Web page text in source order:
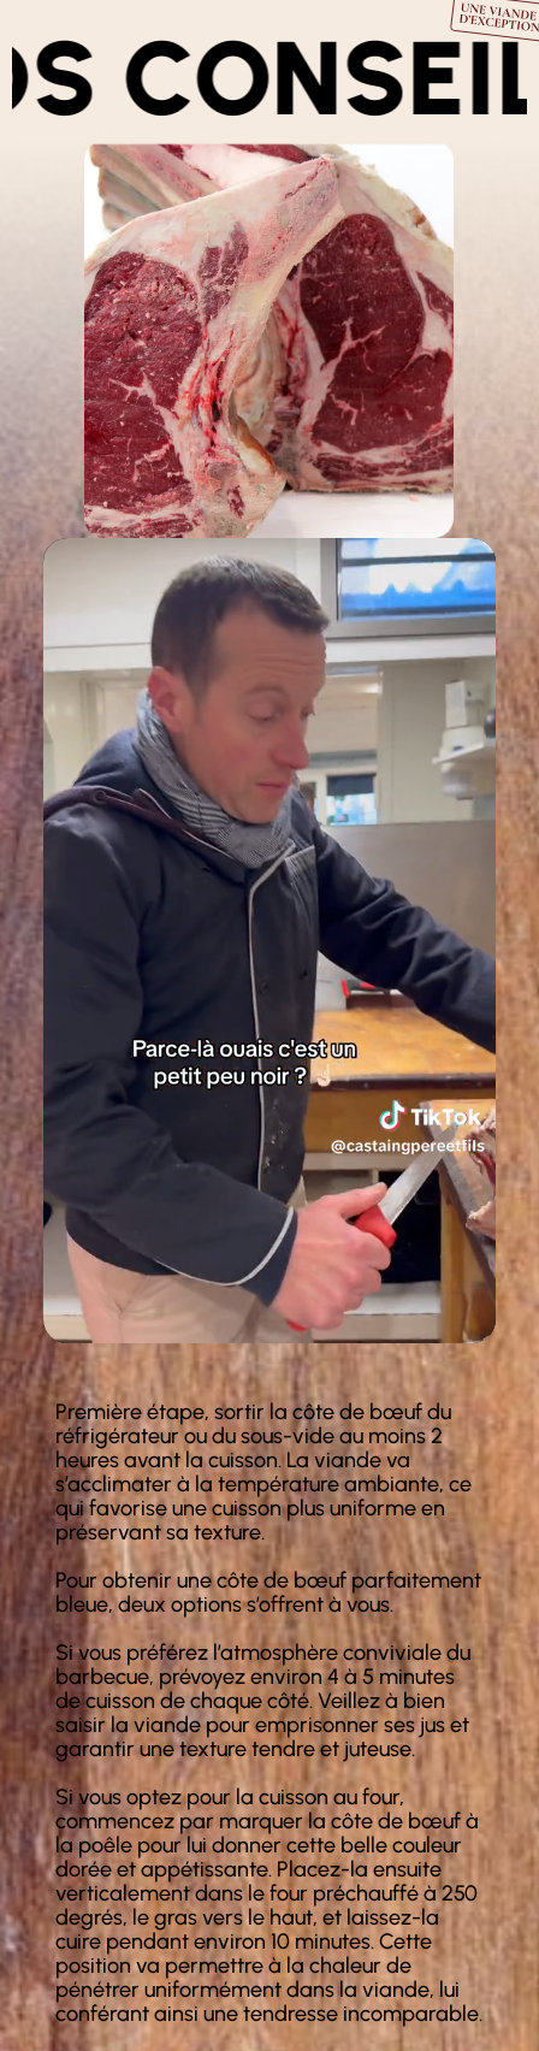
Première étape, sortir la côte de bœuf du
réfrigérateur ou du sous-vide au moins 2
heures avant la cuisson. La viande va
s’acclimater à la température ambiante, ce
qui favorise une cuisson plus uniforme en
préservant sa texture.
Pour obtenir une côte de bœuf parfaitement
bleue, deux options s’offrent à vous.
Si vous préférez l’atmosphère conviviale du
barbecue, prévoyez environ 4 à 5 minutes
de cuisson de chaque côté. Veillez à bien
saisir la viande pour emprisonner ses jus et
garantir une texture tendre et juteuse.
Si vous optez pour la cuisson au four,
commencez par marquer la côte de bœuf à
la poêle pour lui donner cette belle couleur
dorée et appétissante. Placez-la ensuite
verticalement dans le four préchauffé à 250
degrés, le gras vers le haut, et laissez-la
cuire pendant environ 10 minutes. Cette
position va permettre à la chaleur de
pénétrer uniformément dans la viande, lui
conférant ainsi une tendresse incomparable.